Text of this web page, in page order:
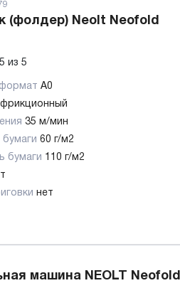
(фолдер) Neolt Neofold
5 из 5
А0
фрикционный
35 м/мин
60 г/м2
бумаги 110 г/м2
нет
машина NEOLT Neofold